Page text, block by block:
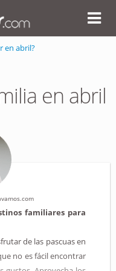
en abril?
en abril
familiares para
de las pascuas en
no es fácil encontrar